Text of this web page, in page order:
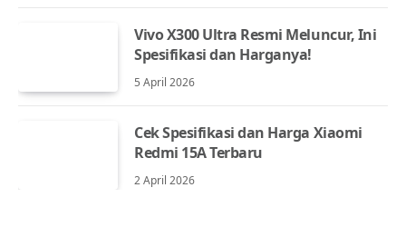
Vivo X300 Ultra Resmi Meluncur, Ini
Spesifikasi dan Harganya!
5 April 2026
Cek Spesifikasi dan Harga Xiaomi
Redmi 15A Terbaru
2 April 2026